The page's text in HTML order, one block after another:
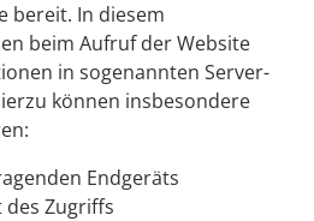
bereit. In diesem
beim Aufruf der Website
in sogenannten Server-
können insbesondere
Endgeräts
Zugriffs